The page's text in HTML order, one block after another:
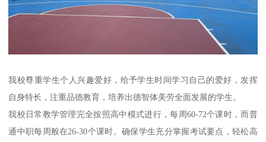
我校尊重学生个人兴趣爱好，给予学生时间学习自己的爱好，发挥
自身特长，注重品德教育，培养出德智体美劳全面发展的学生。
我校日常教学管理完全按照高中模式进行，每周60-72个课时，而普
通中职每周般在26-30个课时。确保学生充分掌握考试要点，轻松高